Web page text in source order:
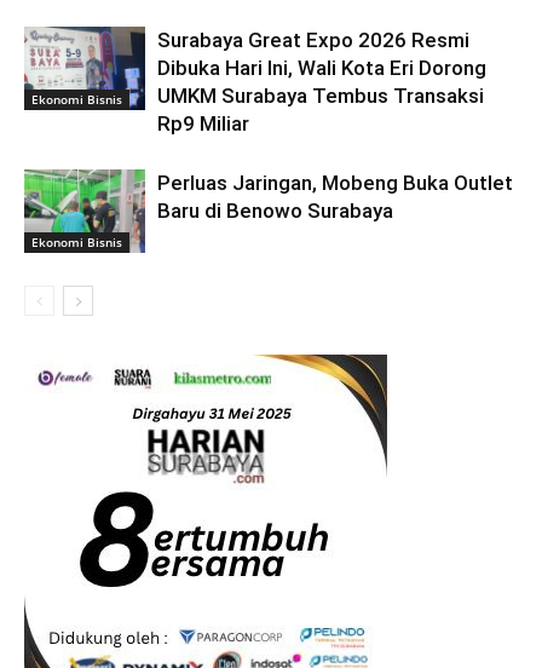
Ekonomi Bisnis
Surabaya Great Expo 2026 Resmi
Dibuka Hari Ini, Wali Kota Eri Dorong
UMKM Surabaya Tembus Transaksi
Rp9 Miliar
Ekonomi Bisnis
Perluas Jaringan, Mobeng Buka Outlet
Baru di Benowo Surabaya